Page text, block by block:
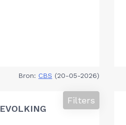
Bron: CBS (20-05-2026)
Filters